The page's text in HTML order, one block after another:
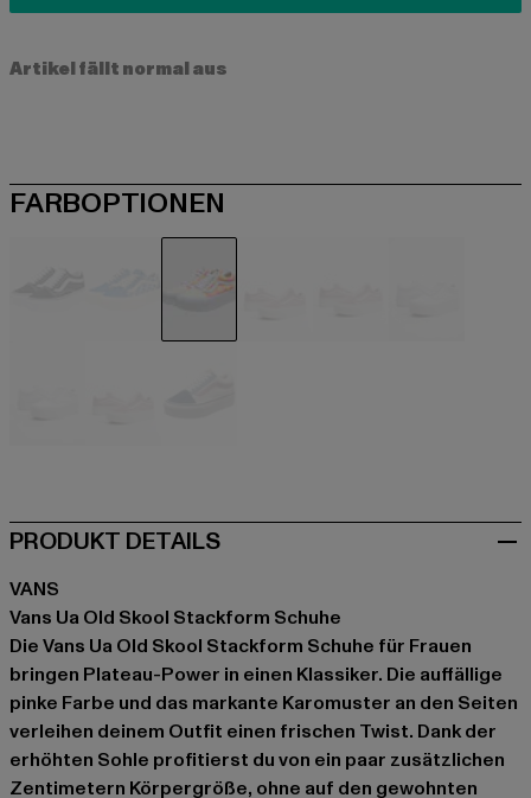
Artikel fällt normal aus
FARBOPTIONEN
PRODUKT DETAILS
VANS
Vans Ua Old Skool Stackform Schuhe
Die Vans Ua Old Skool Stackform Schuhe für Frauen
bringen Plateau-Power in einen Klassiker. Die auffällige
pinke Farbe und das markante Karomuster an den Seiten
verleihen deinem Outfit einen frischen Twist. Dank der
erhöhten Sohle profitierst du von ein paar zusätzlichen
Zentimetern Körpergröße, ohne auf den gewohnten